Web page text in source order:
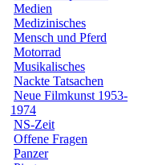
Medien
Medizinisches
Mensch und Pferd
Motorrad
Musikalisches
Nackte Tatsachen
Neue Filmkunst 1953-
1974
NS-Zeit
Offene Fragen
Panzer